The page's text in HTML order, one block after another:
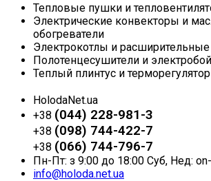
Тепловые пушки и
Электрические конвекторы и
обогреватели
Электрокотлы и
Полотенцесушители и
Теплый плинтус и
HolodaNet.ua
+38 (044) 228-981-3
+38 (098) 744-422-7
+38 (066) 744-796-7
Пн-Пт: з 9:00 до 18:00 Суб, Нед:
info@holoda.net.ua